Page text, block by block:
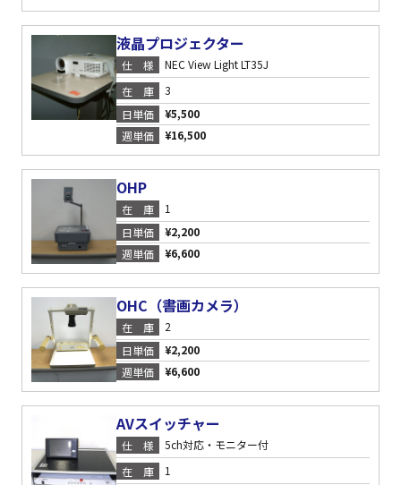
液晶プロジェクター
仕様
NEC View Light LT35J
在庫
3
日単価
¥5,500
週単価
¥16,500
OHP
在庫
1
日単価
¥2,200
週単価
¥6,600
OHC（書画カメラ）
在庫
2
日単価
¥2,200
週単価
¥6,600
AVスイッチャー
仕様
5ch対応・モニター付
在庫
1